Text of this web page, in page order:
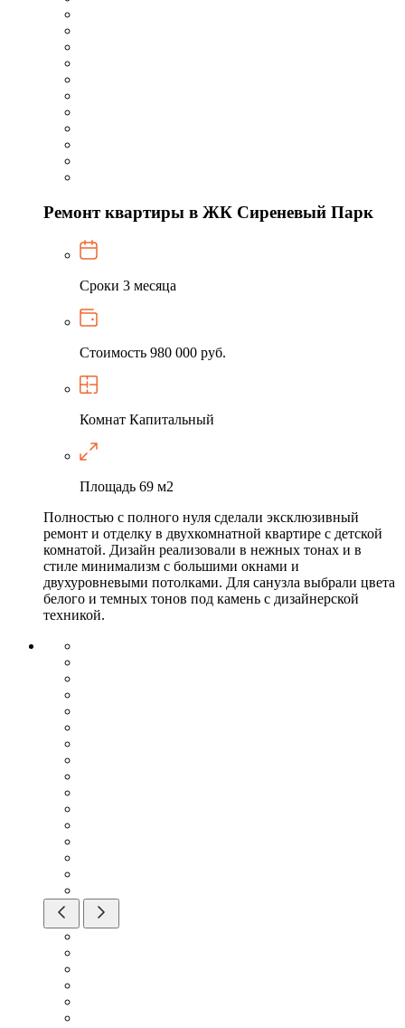
Ремонт квартиры в ЖК Сиреневый Парк
Сроки 3 месяца
Стоимость 980 000 руб.
Комнат Капитальный
Площадь 69 м2
Полностью с полного нуля сделали эксклюзивный
ремонт и отделку в двухкомнатной квартире с детской
комнатой. Дизайн реализовали в нежных тонах и в
стиле минимализм с большими окнами и
двухуровневыми потолками. Для санузла выбрали цвета
белого и темных тонов под камень с дизайнерской
техникой.